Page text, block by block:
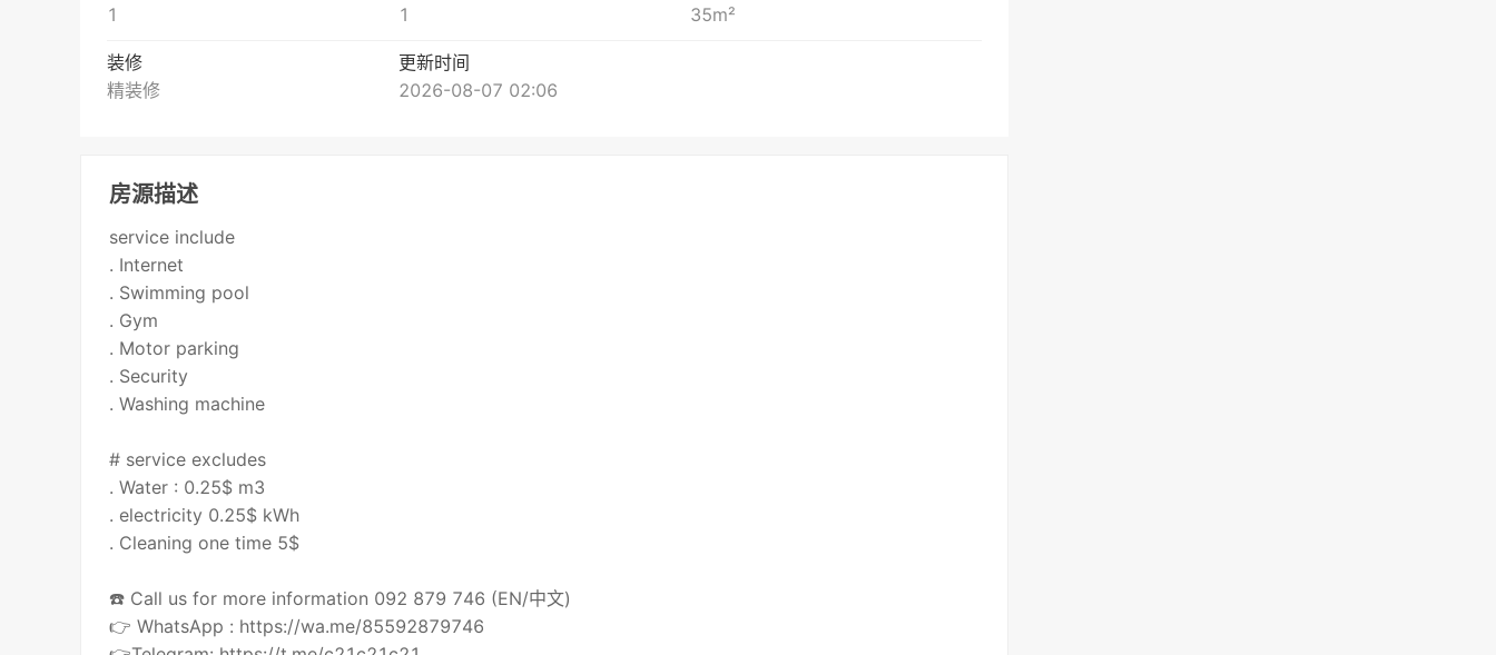
1
1
35m²
装修
精装修
更新时间
2026-08-07 02:06
房源描述
service include
. Internet
. Swimming pool
. Gym
. Motor parking
. Security
. Washing machine
# service excludes
. Water : 0.25$ m3
. electricity 0.25$ kWh
. Cleaning one time 5$
☎️ Call us for more information 092 879 746 (EN/中文)
👉 WhatsApp : https://wa.me/85592879746